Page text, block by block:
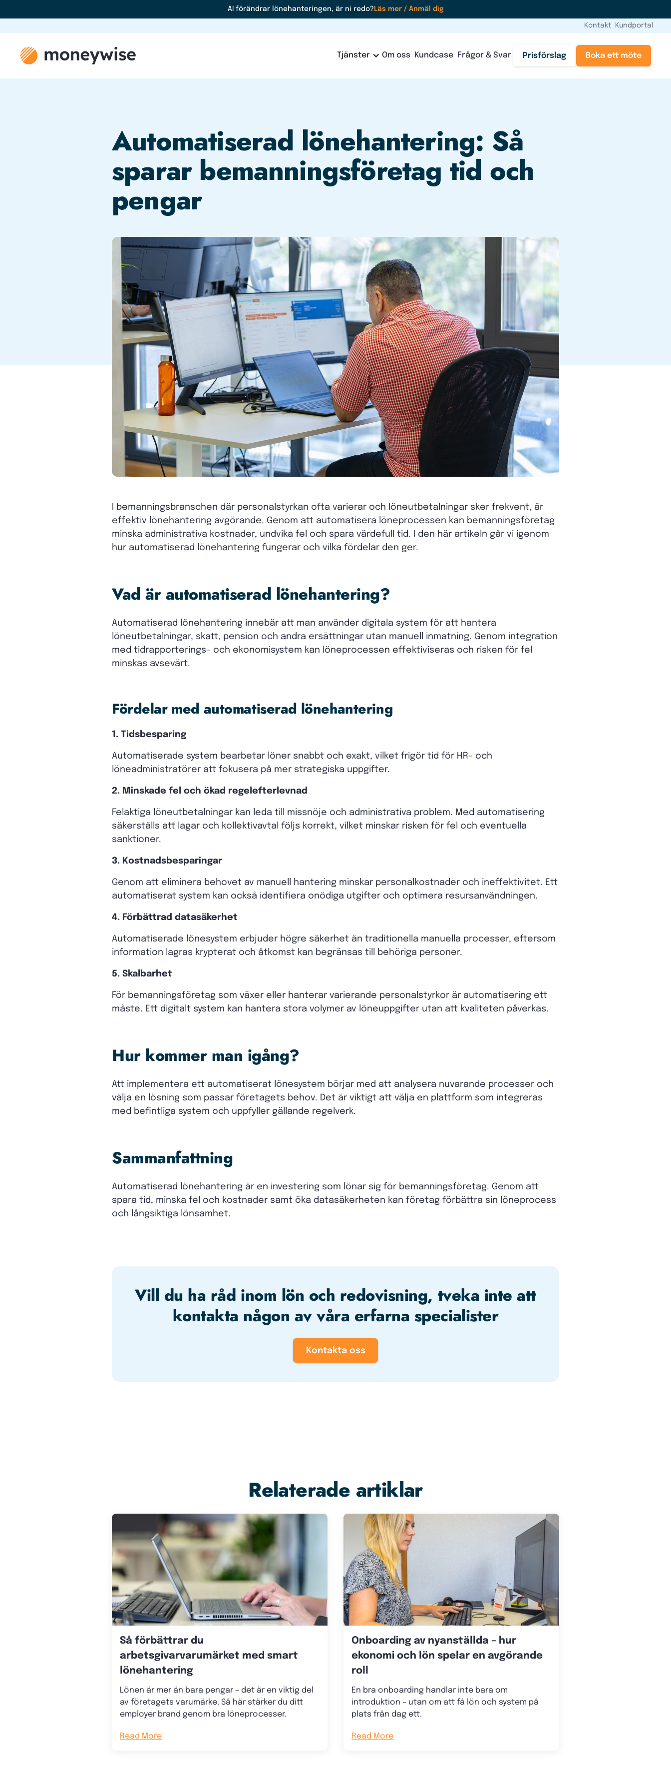
AI förändrar lönehanteringen, är ni redo? Läs mer / Anmäl dig
Kontakt Kundportal
Tjänster Om oss Kundcase Frågor & Svar Prisförslag Boka ett möte
Automatiserad lönehantering: Så
sparar bemanningsföretag tid och
pengar
I bemanningsbranschen där personalstyrkan ofta varierar och löneutbetalningar sker frekvent, är
effektiv lönehantering avgörande. Genom att automatisera löneprocessen kan bemanningsföretag
minska administrativa kostnader, undvika fel och spara värdefull tid. I den här artikeln går vi igenom
hur automatiserad lönehantering fungerar och vilka fördelar den ger.
Vad är automatiserad lönehantering?
Automatiserad lönehantering innebär att man använder digitala system för att hantera
löneutbetalningar, skatt, pension och andra ersättningar utan manuell inmatning. Genom integration
med tidrapporterings- och ekonomisystem kan löneprocessen effektiviseras och risken för fel
minskas avsevärt.
Fördelar med automatiserad lönehantering
1. Tidsbesparing
Automatiserade system bearbetar löner snabbt och exakt, vilket frigör tid för HR- och
löneadministratörer att fokusera på mer strategiska uppgifter.
2. Minskade fel och ökad regelefterlevnad
Felaktiga löneutbetalningar kan leda till missnöje och administrativa problem. Med automatisering
säkerställs att lagar och kollektivavtal följs korrekt, vilket minskar risken för fel och eventuella
sanktioner.
3. Kostnadsbesparingar
Genom att eliminera behovet av manuell hantering minskar personalkostnader och ineffektivitet. Ett
automatiserat system kan också identifiera onödiga utgifter och optimera resursanvändningen.
4. Förbättrad datasäkerhet
Automatiserade lönesystem erbjuder högre säkerhet än traditionella manuella processer, eftersom
information lagras krypterat och åtkomst kan begränsas till behöriga personer.
5. Skalbarhet
För bemanningsföretag som växer eller hanterar varierande personalstyrkor är automatisering ett
måste. Ett digitalt system kan hantera stora volymer av löneuppgifter utan att kvaliteten påverkas.
Hur kommer man igång?
Att implementera ett automatiserat lönesystem börjar med att analysera nuvarande processer och
välja en lösning som passar företagets behov. Det är viktigt att välja en plattform som integreras
med befintliga system och uppfyller gällande regelverk.
Sammanfattning
Automatiserad lönehantering är en investering som lönar sig för bemanningsföretag. Genom att
spara tid, minska fel och kostnader samt öka datasäkerheten kan företag förbättra sin löneprocess
och långsiktiga lönsamhet.
Vill du ha råd inom lön och redovisning, tveka inte att
kontakta någon av våra erfarna specialister
Kontakta oss
Relaterade artiklar
Så förbättrar du
arbetsgivarvarumärket med smart
lönehantering
Lönen är mer än bara pengar – det är en viktig del
av företagets varumärke. Så här stärker du ditt
employer brand genom bra löneprocesser.
Read More
Onboarding av nyanställda – hur
ekonomi och lön spelar en avgörande
roll
En bra onboarding handlar inte bara om
introduktion – utan om att få lön och system på
plats från dag ett.
Read More